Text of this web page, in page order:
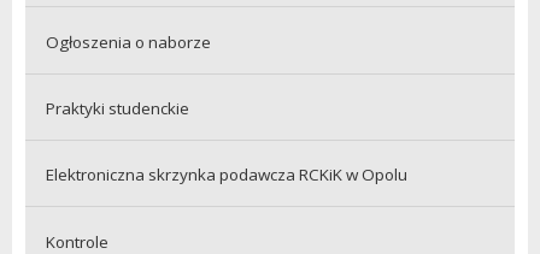
Ogłoszenia o naborze
Praktyki studenckie
Elektroniczna skrzynka podawcza RCKiK w Opolu
Kontrole